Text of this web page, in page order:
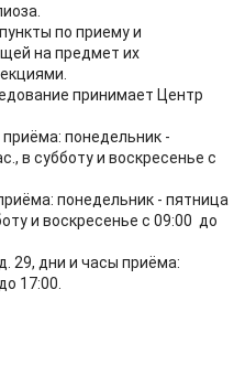
по приему и
на предмет их
принимает Центр
понедельник -
в субботу и воскресенье с
понедельник - пятница
и воскресенье с 09:00 до
29, дни и часы приёма:
17:00.